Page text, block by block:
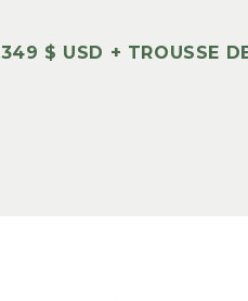
349 $ USD + TROUSSE